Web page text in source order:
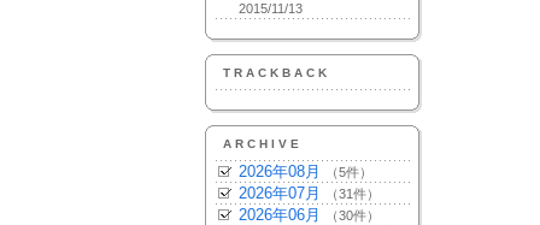
2015/11/13
TRACKBACK
ARCHIVE
2026年08月 （5件）
2026年07月 （31件）
2026年06月 （30件）